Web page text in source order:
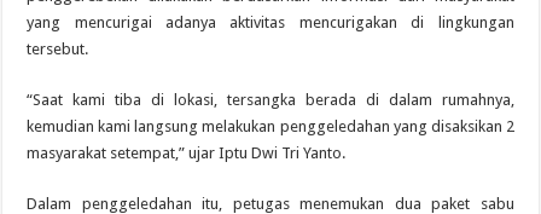
yang mencurigai adanya aktivitas mencurigakan di lingkungan
tersebut.
“Saat kami tiba di lokasi, tersangka berada di dalam rumahnya,
kemudian kami langsung melakukan penggeledahan yang disaksikan 2
masyarakat setempat,” ujar Iptu Dwi Tri Yanto.
Dalam penggeledahan itu, petugas menemukan dua paket sabu